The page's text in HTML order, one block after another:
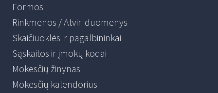
Formos
Rinkmenos / Atviri duomenys
Skaičiuoklės ir pagalbininkai
Sąskaitos ir įmokų kodai
Mokesčių žinynas
Mokesčių kalendorius